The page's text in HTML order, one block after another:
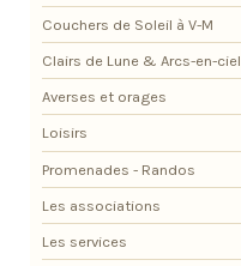
Couchers de Soleil à V-M
Clairs de Lune & Arcs-en-ciel
Averses et orages
Loisirs
Promenades - Randos
Les associations
Les services